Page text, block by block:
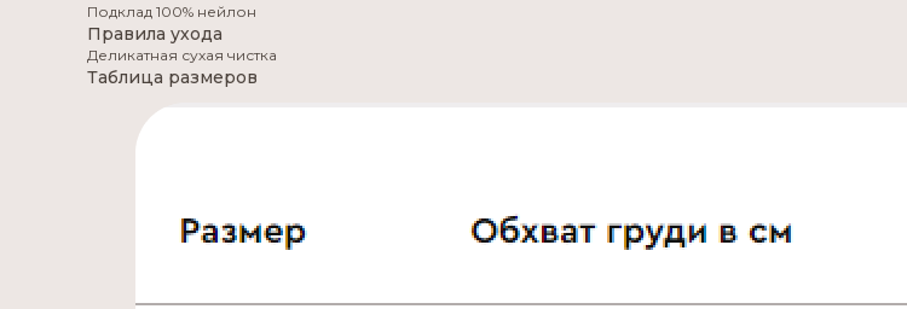
Подклад 100% нейлон
Правила ухода
Деликатная сухая чистка
Таблица размеров